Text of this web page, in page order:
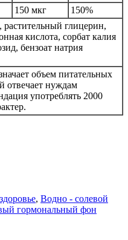
150 мкг
150%
глицерин,
кислота, сорбат калия
бензоат натрия
объем питательных
отвечает нуждам
употреблять 2000
, Водно - солевой
гормональный фон